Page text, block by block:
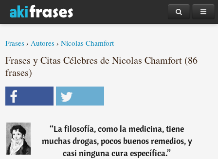
Frases ›Autores ›Nicolas Chamfort
Frases y Citas Célebres de Nicolas Chamfort (86
frases)
“La filosofía, como la medicina, tiene
muchas drogas, pocos buenos remedios, y
casi ninguna cura específica.”